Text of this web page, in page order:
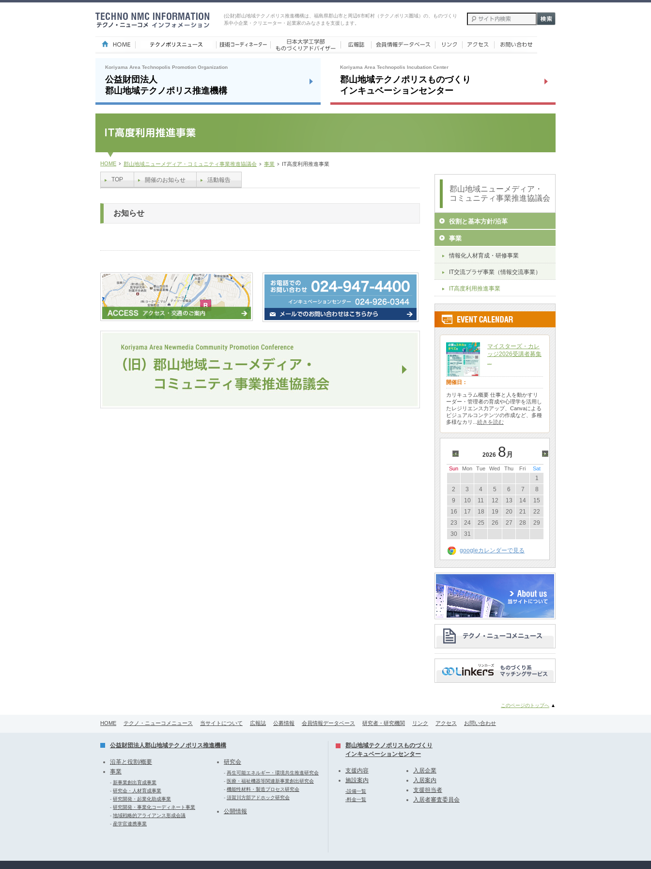
(公財)郡山地域テクノポリス推進機構は、福島県郡山市と周辺6市町村（テクノポリス圏域）の、ものづくり
系中小企業・クリエーター・起業家のみなさまを支援します。
Koriyama Area Technopolis Promotion Organization
公益財団法人
郡山地域テクノポリス推進機構
Koriyama Area Technopolis Incubation Center
郡山地域テクノポリスものづくり
インキュベーションセンター
HOME 郡山地域ニューメディア・コミュニティ事業推進協議会 事業 IT高度利用推進事業
TOP 開催のお知らせ 活動報告
お知らせ
郡山地域ニューメディア・
コミュニティ事業推進協議会
役割と基本方針/沿革
事業
情報化人材育成・研修事業
IT交流プラザ事業（情報交流事業）
IT高度利用推進事業
マイスターズ・カレ
ッジ2026受講者募集
...
開催日：
カリキュラム概要 仕事と人を動かすリ
ーダー・管理者の育成や心理学を活用し
たレジリエンス力アップ、Canvaによる
ビジュアルコンテンツの作成など、多種
多様なカリ... 続きを読む
2026 8 月
<< >>
Sun Mon Tue Wed Thu Fri Sat
1
2
3 4 5 6 7
8
9
10 11 12 13 14
15
16
17 18 19 20 21
22
23
24 25 26 27 28
29
30
31
googleカレンダーで見る
このページのトップへ ▲
HOME テクノ・ニューコメニュース 当サイトについて 広報誌 公募情報 会員情報データベース 研究者・研究機関 リンク アクセス お問い合わせ
公益財団法人郡山地域テクノポリス推進機構
沿革と役割/概要
事業
- 新事業創出育成事業
- 研究会・人材育成事業
- 研究開発・起業化助成事業
- 研究開発・事業化コーディネート事業
- 地域戦略的アライアンス形成会議
- 産学官連携事業
研究会
- 再生可能エネルギー・環境共生推進研究会
- 医療・福祉機器等関連新事業創出研究会
- 機能性材料・製造プロセス研究会
- 須賀川方部アドホック研究会
公開情報
郡山地域テクノポリスものづくり
インキュベーションセンター
支援内容
施設案内
-設備一覧
-料金一覧
入居企業
入居案内
支援担当者
入居者審査委員会